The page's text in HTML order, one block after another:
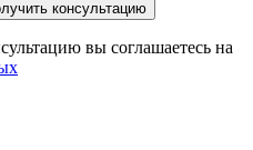
консультацию
вы соглашаетесь на